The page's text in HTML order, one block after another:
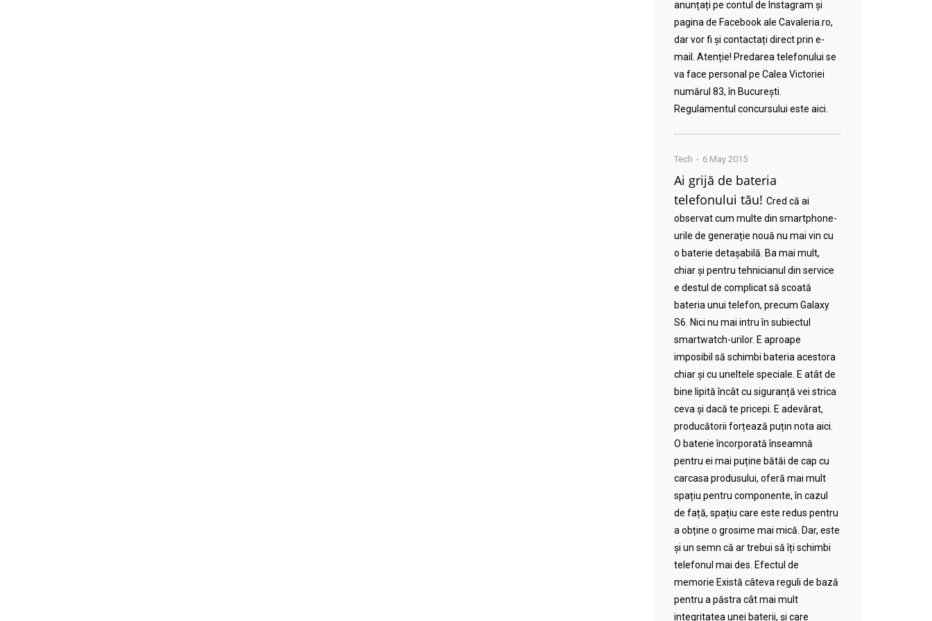
anunțați pe contul de Instagram și
pagina de Facebook ale Cavaleria.ro,
dar vor fi și contactați direct prin e-
mail. Atenție! Predarea telefonului se
va face personal pe Calea Victoriei
numărul 83, în București.
Regulamentul concursului este aici.
Tech 6 May 2015
Ai grijă de bateria
telefonului tău! Cred că ai
observat cum multe din smartphone-
urile de generație nouă nu mai vin cu
o baterie detașabilă. Ba mai mult,
chiar și pentru tehnicianul din service
e destul de complicat să scoată
bateria unui telefon, precum Galaxy
S6. Nici nu mai intru în subiectul
smartwatch-urilor. E aproape
imposibil să schimbi bateria acestora
chiar și cu uneltele speciale. E atât de
bine lipită încât cu siguranță vei strica
ceva și dacă te pricepi. E adevărat,
producătorii forțează puțin nota aici.
O baterie încorporată înseamnă
pentru ei mai puține bătăi de cap cu
carcasa produsului, oferă mai mult
spațiu pentru componente, în cazul
de față, spațiu care este redus pentru
a obține o grosime mai mică. Dar, este
și un semn că ar trebui să îți schimbi
telefonul mai des. Efectul de
memorie Există câteva reguli de bază
pentru a păstra cât mai mult
integritatea unei baterii, și care